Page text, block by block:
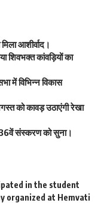
आशीर्वाद।
शिवभक्त कांवड़ियों का
में विभिन्न विकास
को कावड़ उठाएंगी रेखा
संस्करण को सुना।
in the student
organized at Hemvati